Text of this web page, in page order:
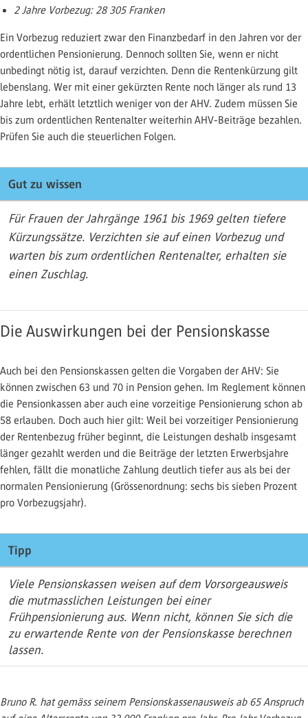
2 Jahre Vorbezug: 28 305 Franken
Ein Vorbezug reduziert zwar den Finanzbedarf in den Jahren vor der
ordentlichen Pensionierung. Dennoch sollten Sie, wenn er nicht
unbedingt nötig ist, darauf verzichten. Denn die Rentenkürzung gilt
lebenslang. Wer mit einer gekürzten Rente noch länger als rund 13
Jahre lebt, erhält letztlich weniger von der AHV. Zudem müssen Sie
bis zum ordentlichen Rentenalter weiterhin AHV-Beiträge bezahlen.
Prüfen Sie auch die steuerlichen Folgen.
Gut zu wissen
Für Frauen der Jahrgänge 1961 bis 1969 gelten tiefere
Kürzungssätze. Verzichten sie auf einen Vorbezug und
warten bis zum ordentlichen Rentenalter, erhalten sie
einen Zuschlag.
Die Auswirkungen bei der Pensionskasse
Auch bei den Pensionskassen gelten die Vorgaben der AHV: Sie
können zwischen 63 und 70 in Pension gehen. Im Reglement können
die Pensionkassen aber auch eine vorzeitige Pensionierung schon ab
58 erlauben. Doch auch hier gilt: Weil bei vorzeitiger Pensionierung
der Rentenbezug früher beginnt, die Leistungen deshalb insgesamt
länger gezahlt werden und die Beiträge der letzten Erwerbsjahre
fehlen, fällt die monatliche Zahlung deutlich tiefer aus als bei der
normalen Pensionierung (Grössenordnung: sechs bis sieben Prozent
pro Vorbezugsjahr).
Tipp
Viele Pensionskassen weisen auf dem Vorsorgeausweis
die mutmasslichen Leistungen bei einer
Frühpensionierung aus. Wenn nicht, können Sie sich die
zu erwartende Rente von der Pensionskasse berechnen
lassen.
Bruno R. hat gemäss seinem Pensionskassenausweis ab 65 Anspruch